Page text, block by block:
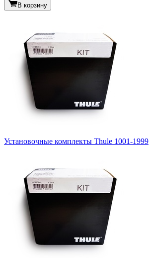
В корзину
Установочные комплекты Thule 1001-1999